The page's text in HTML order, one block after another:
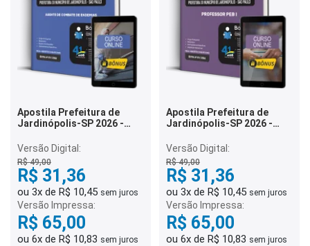
Apostila Prefeitura de
Jardinópolis-SP 2026 -
Endemias
Versão Digital:
R$ 49,00
R$ 31,36
ou 3x de R$ 10,45 sem juros
Versão Impressa:
R$ 65,00
ou 6x de R$ 10,83 sem juros
Apostila Prefeitura de
Jardinópolis-SP 2026 -
Versão Digital:
R$ 49,00
R$ 31,36
ou 3x de R$ 10,45 sem juros
Versão Impressa:
R$ 65,00
ou 6x de R$ 10,83 sem juros